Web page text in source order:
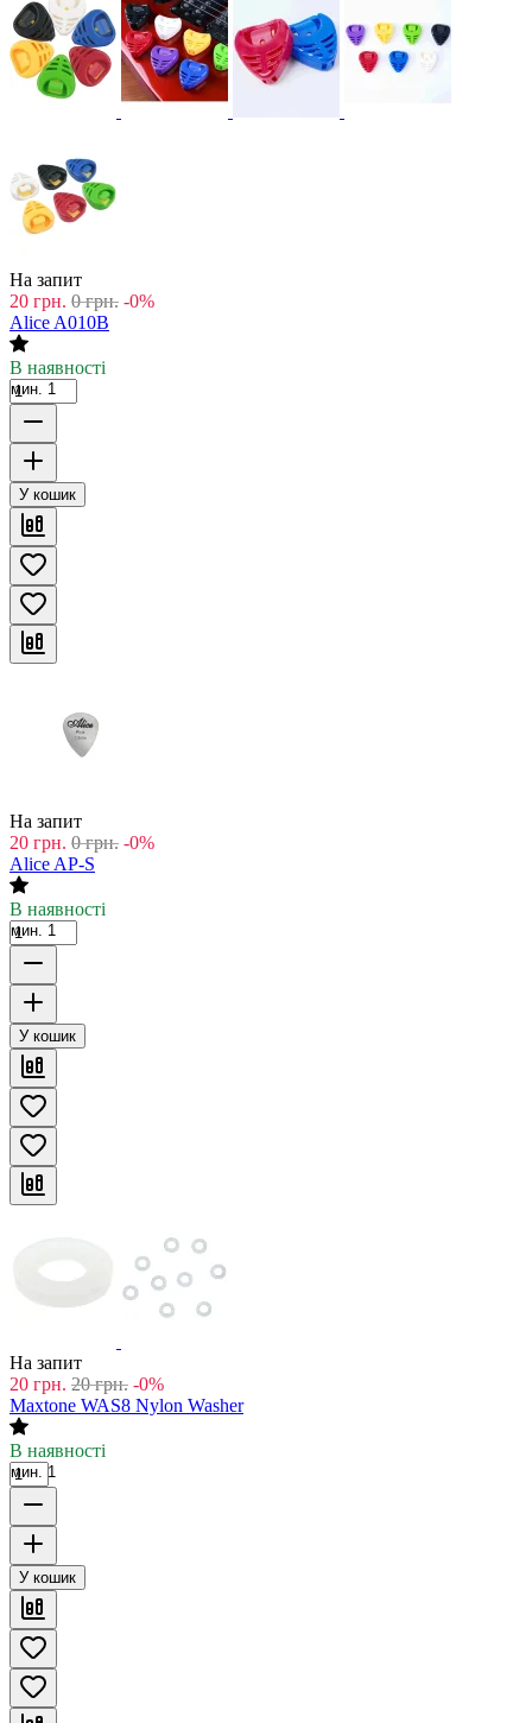
На запит
20 грн. 0 грн. -0%
Alice A010B
В наявності
мин. 1
У кошик
На запит
20 грн. 0 грн. -0%
Alice AP-S
В наявності
мин. 1
У кошик
На запит
20 грн. 20 грн. -0%
Maxtone WAS8 Nylon Washer
В наявності
мин. 1
У кошик